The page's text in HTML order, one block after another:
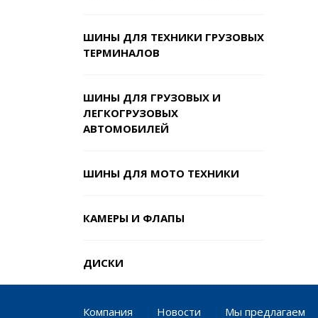
ШИНЫ ДЛЯ ТЕХНИКИ ГРУЗОВЫХ
ТЕРМИНАЛОВ
ШИНЫ ДЛЯ ГРУЗОВЫХ И
ЛЕГКОГРУЗОВЫХ
АВТОМОБИЛЕЙ
ШИНЫ ДЛЯ МОТО ТЕХНИКИ
КАМЕРЫ И ФЛАПЫ
ДИСКИ
Компания Новости Мы предлагаем